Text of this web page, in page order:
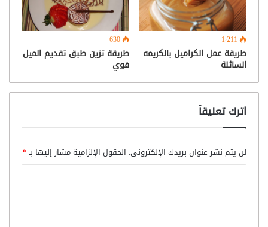
1٬211
طريقة عمل الكراميل بالكريمه
السائلة
630
طريقة تزين طبق تقديم الميل
فوي
اترك تعليقاً
لن يتم نشر عنوان بريدك الإلكتروني. الحقول الإلزامية مشار إليها بـ*